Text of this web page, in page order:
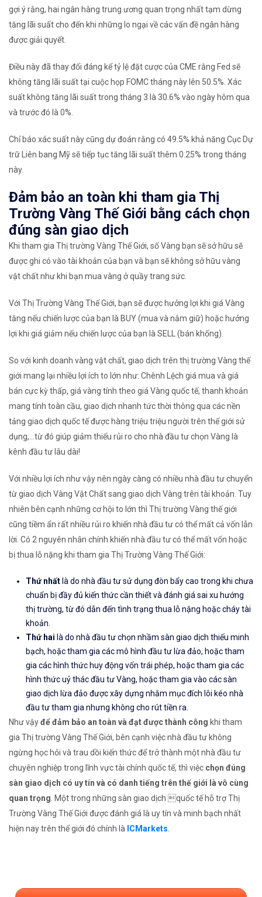
gợi ý rằng, hai ngân hàng trung ương quan trọng nhất tạm dừng
tăng lãi suất cho đến khi những lo ngại về các vấn đề ngân hàng
được giải quyết.
Điều này đã thay đổi đáng kể tỷ lệ đặt cược của CME rằng Fed sẽ
không tăng lãi suất tại cuộc họp FOMC tháng này lên 50.5%. Xác
suất không tăng lãi suất trong tháng 3 là 30.6% vào ngày hôm qua
và trước đó là 0%.
Chỉ báo xác suất này cũng dự đoán rằng có 49.5% khả năng Cục Dự
trữ Liên bang Mỹ sẽ tiếp tục tăng lãi suất thêm 0.25% trong tháng
này.
Đảm bảo an toàn khi tham gia Thị
Trường Vàng Thế Giới bằng cách chọn
đúng sàn giao dịch
Khi tham gia Thị trường Vàng Thế Giới, số Vàng bạn sẽ sở hữu sẽ
được ghi có vào tài khoản của bạn và bạn sẽ không sở hữu vàng
vật chất như khi bạn mua vàng ở quầy trang sức.
Với Thị Trường Vàng Thế Giới, bạn sẽ được hưởng lợi khi giá Vàng
tăng nếu chiến lược của bạn là BUY (mua và nắm giữ) hoặc hưởng
lợi khi giá giảm nếu chiến lược của bạn là SELL (bán khống).
So với kinh doanh vàng vật chất, giao dịch trên thị trường Vàng thế
giới mang lại nhiều lợi ích to lớn như: Chênh Lệch giá mua và giá
bán cực kỳ thấp, giá vàng tính theo giá Vàng quốc tế, thanh khoản
mang tính toàn cầu, giao dịch nhanh tức thời thông qua các nền
tảng giao dịch quốc tế được hàng triệu triệu người trên thế giới sử
dụng,...từ đó giúp giảm thiểu rủi ro cho nhà đầu tư chọn Vàng là
kênh đầu tư lâu dài!
Với nhiều lợi ích như vậy nên ngày càng có nhiều nhà đầu tư chuyển
từ giao dịch Vàng Vật Chất sang giao dịch Vàng trên tài khoản. Tuy
nhiên bên cạnh những cơ hội to lớn thì Thị trường Vàng thế giới
cũng tiềm ẩn rất nhiều rủi ro khiến nhà đầu tư có thể mất cả vốn lẫn
lời. Có 2 nguyên nhân chính khiến nhà đầu tư có thể mất vốn hoặc
bị thua lỗ nặng khi tham gia Thị Trường Vàng Thế Giới:
Thứ nhất là do nhà đầu tư sử dụng đòn bẩy cao trong khi chưa
chuẩn bị đầy đủ kiến thức cần thiết và đánh giá sai xu hướng
thị trường, từ đó dẫn đến tình trạng thua lỗ nặng hoặc cháy tài
khoản.
Thứ hai là do nhà đầu tư chọn nhầm sàn giao dịch thiếu minh
bạch, hoặc tham gia các mô hình đầu tư lừa đảo, hoặc tham
gia các hình thức huy động vốn trái phép, hoặc tham gia các
hình thức uỷ thác đầu tư Vàng, hoặc tham gia vào các sàn
giao dịch lừa đảo được xây dựng nhằm mục đích lôi kéo nhà
đầu tư tham gia nhưng không cho rút tiền ra.
Như vậyđể đảm bảo an toàn và đạt được thành công khi tham
gia Thị trường Vàng Thế Giới, bên cạnh việc nhà đầu tư không
ngừng học hỏi và trau dồi kiến thức để trở thành một nhà đầu tư
chuyên nghiệp trong lĩnh vực tài chính quốc tế, thì việc chọn đúng
sàn giao dịch có uy tín và có danh tiếng trên thế giới là vô cùng
quan trọng. Một trong những sàn giao dịch quốc tế hỗ trợ Thị
Trường Vàng Thế Giới được đánh giá là uy tín và minh bạch nhất
hiện nay trên thế giới đó chính là ICMarkets.